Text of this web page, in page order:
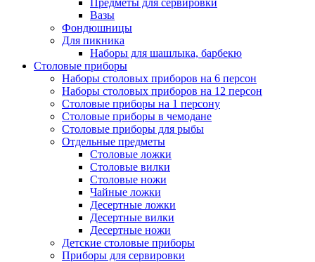
Предметы для сервировки
Вазы
Фондюшницы
Для пикника
Наборы для шашлыка, барбекю
Столовые приборы
Наборы столовых приборов на 6 персон
Наборы столовых приборов на 12 персон
Столовые приборы на 1 персону
Столовые приборы в чемодане
Столовые приборы для рыбы
Отдельные предметы
Столовые ложки
Столовые вилки
Столовые ножи
Чайные ложки
Десертные ложки
Десертные вилки
Десертные ножи
Детские столовые приборы
Приборы для сервировки